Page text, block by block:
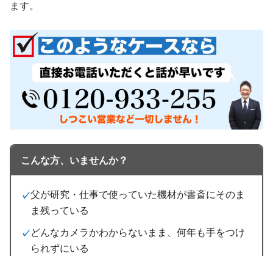
ます。
こんな方、いませんか？
父が研究・仕事で使っていた機材が書斎にそのま
ま残っている
どんなカメラかわからないまま、何年も手をつけ
られずにいる